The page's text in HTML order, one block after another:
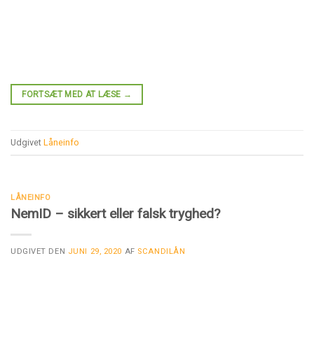
FORTSÆT MED AT LÆSE →
Udgivet Låneinfo
LÅNEINFO
NemID – sikkert eller falsk tryghed?
UDGIVET DEN JUNI 29, 2020 AF SCANDILÅN